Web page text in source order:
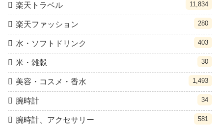
楽天トラベル 11,834
楽天ファッション 280
水・ソフトドリンク 403
米・雑穀 30
美容・コスメ・香水 1,493
腕時計 34
腕時計、アクセサリー 581